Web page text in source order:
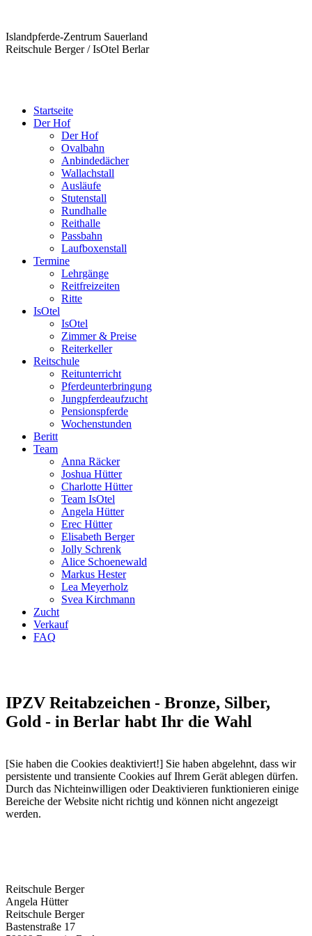
Islandpferde-Zentrum Sauerland
Reitschule Berger / IsOtel Berlar
Startseite
Der Hof
Der Hof
Ovalbahn
Anbindedächer
Wallachstall
Ausläufe
Stutenstall
Rundhalle
Reithalle
Passbahn
Laufboxenstall
Termine
Lehrgänge
Reitfreizeiten
Ritte
IsOtel
IsOtel
Zimmer & Preise
Reiterkeller
Reitschule
Reitunterricht
Pferdeunterbringung
Jungpferdeaufzucht
Pensionspferde
Wochenstunden
Beritt
Team
Anna Räcker
Joshua Hütter
Charlotte Hütter
Team IsOtel
Angela Hütter
Erec Hütter
Elisabeth Berger
Jolly Schrenk
Alice Schoenewald
Markus Hester
Lea Meyerholz
Svea Kirchmann
Zucht
Verkauf
FAQ
IPZV Reitabzeichen - Bronze, Silber,
Gold - in Berlar habt Ihr die Wahl
[Sie haben die Cookies deaktiviert!] Sie haben abgelehnt, dass wir
persistente und transiente Cookies auf Ihrem Gerät ablegen dürfen.
Durch das Nichteinwilligen oder Deaktivieren funktionieren einige
Bereiche der Website nicht richtig und können nicht angezeigt
werden.
Reitschule Berger
Angela Hütter
Reitschule Berger
Bastenstraße 17